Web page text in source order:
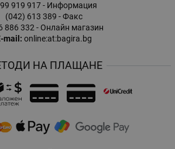
919 917- Информация
(042) 613 389 - Факс
886 332- Онлайн магазин
mail: online:at:bagira.bg
НА ПЛАЩАНЕ